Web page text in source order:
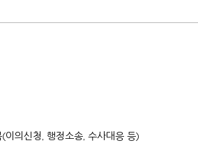
의신청, 행정소송, 수사대응 등)